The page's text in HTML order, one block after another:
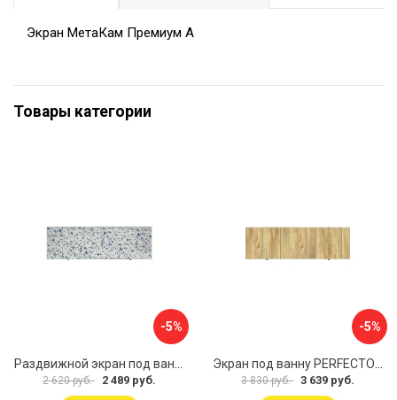
Экран МетаКам Премиум А
Товары категории
-5%
2 620 руб. 2 489 руб.
-5%
3 830 руб. 3 639 руб.